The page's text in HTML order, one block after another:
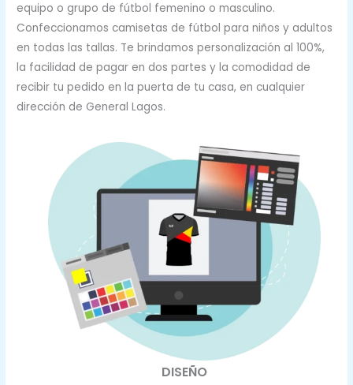
equipo o grupo de fútbol femenino o masculino.
Confeccionamos camisetas de fútbol para niños y adultos
en todas las tallas. Te brindamos personalización al 100%,
la facilidad de pagar en dos partes y la comodidad de
recibir tu pedido en la puerta de tu casa, en cualquier
dirección de General Lagos.
DISEÑO